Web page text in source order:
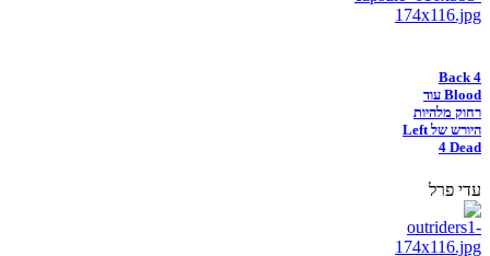
Back 4
Blood עוד
רחוק מלהיות
היורש של Left
4 Dead
עדי פרל